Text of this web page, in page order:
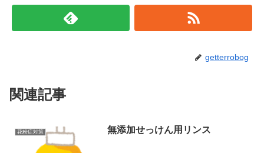
getterrobog
関連記事
花粉症対策 無添加せっけん用リンス